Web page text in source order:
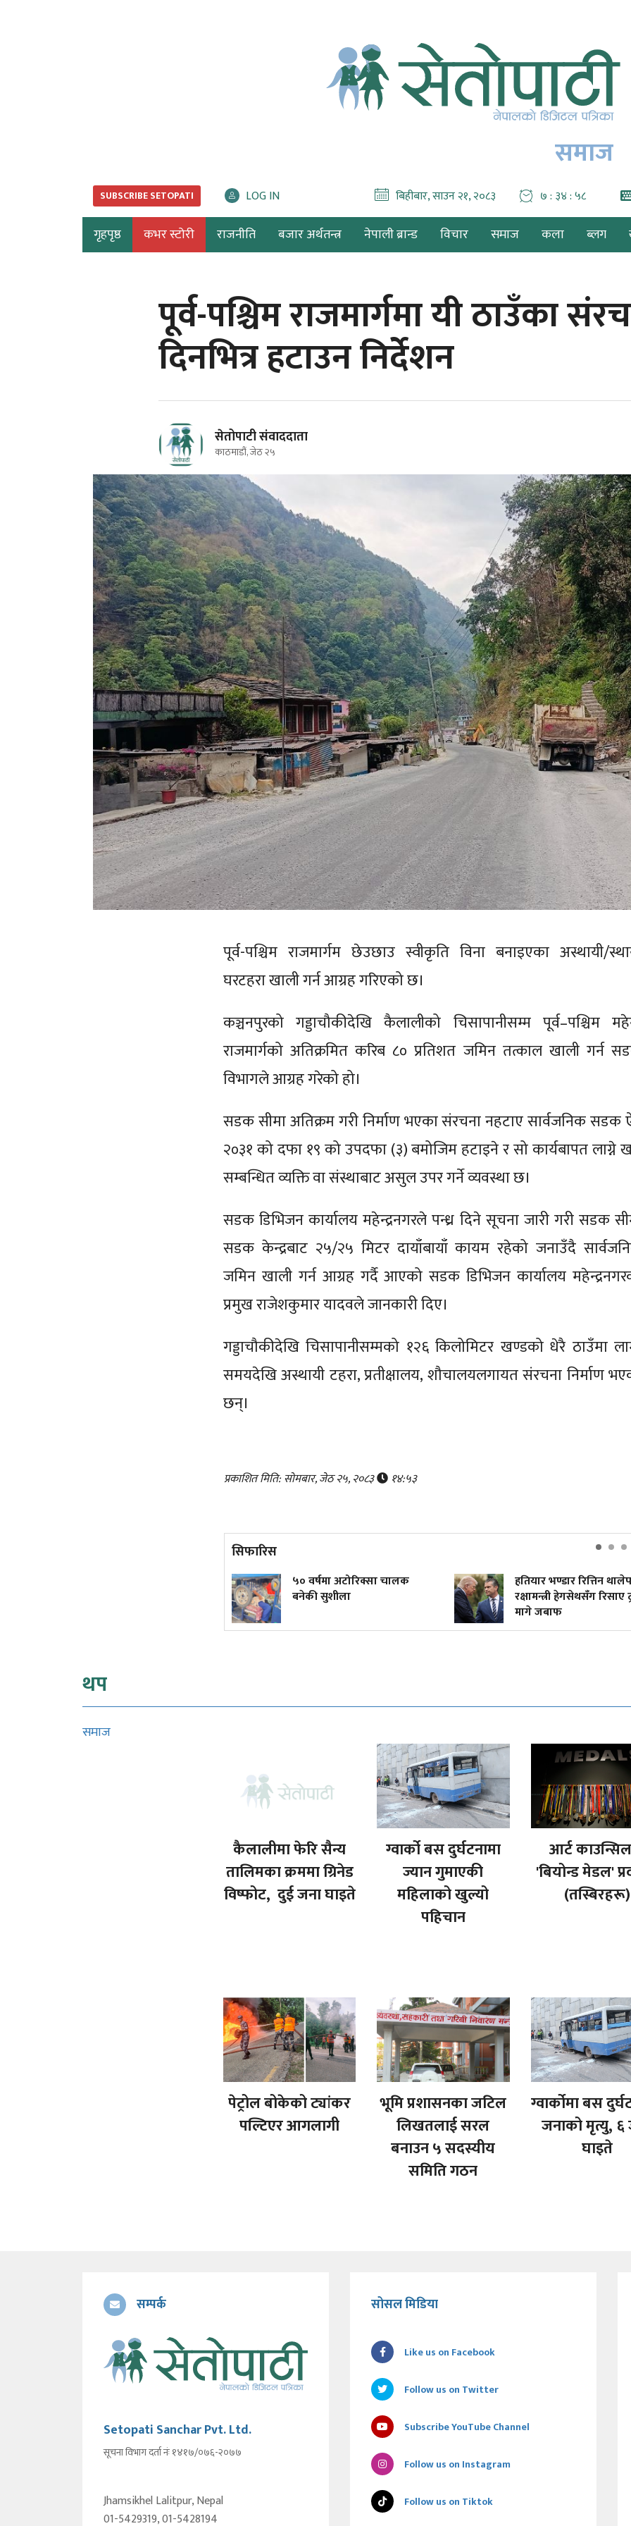
समाज
SUBSCRIBE SETOPATI LOG IN बिहीबार, साउन २१, २०८३ ७ : ३५ : ००
गृहपृष्ठ कभर स्टोरी राजनीति बजार अर्थतन्त्र नेपाली ब्रान्ड विचार समाज कला ब्लग
पूर्व-पश्चिम राजमार्गमा यी ठाउँका
दिनभित्र हटाउन निर्देशन
सेतोपाटी संवाददाता
काठमाडौं, जेठ २५
पूर्व-पश्चिम राजमार्गम छेउछाउ स्वीकृति विना बनाइएका अस्थायी/
घरटहरा खाली गर्न आग्रह गरिएको छ।
कञ्चनपुरको गड्डाचौकीदेखि कैलालीको चिसापानीसम्म पूर्व–पश्चिम
राजमार्गको अतिक्रमित करिब ८० प्रतिशत जमिन तत्काल खाली गर्न
विभागले आग्रह गरेको हो।
सडक सीमा अतिक्रम गरी निर्माण भएका संरचना नहटाए सार्वजनिक सडक
२०३१ को दफा १९ को उपदफा (३) बमोजिम हटाइने र सो कार्यबापत लाग्ने
सम्बन्धित व्यक्ति वा संस्थाबाट असुल उपर गर्ने व्यवस्था छ।
सडक डिभिजन कार्यालय महेन्द्रनगरले पन्ध्र दिने सूचना जारी गरी सडक
सडक केन्द्रबाट २५/२५ मिटर दायाँबायाँ कायम रहेको जनाउँदै
जमिन खाली गर्न आग्रह गर्दै आएको सडक डिभिजन कार्यालय
प्रमुख राजेशकुमार यादवले जानकारी दिए।
गड्डाचौकीदेखि चिसापानीसम्मको १२६ किलोमिटर खण्डको धेरै ठाउँमा
समयदेखि अस्थायी टहरा, प्रतीक्षालय, शौचालयलगायत संरचना निर्माण
छन्।
प्रकाशित मिति: सोमबार, जेठ २५, २०८३ १४:५३
सिफारिस
५० वर्षमा अटोरिक्सा चालक
बनेकी सुशीला
हतियार भण्डार रित्तिन
रक्षामन्त्री हेगसेथसँग रिसाए
मागे जबाफ
थप
समाज
कैलालीमा फेरि सैन्य
तालिमका क्रममा ग्रिनेड
विष्फोट, दुई जना घाइते
ग्वार्को बस दुर्घटनामा
ज्यान गुमाएकी
महिलाको खुल्यो
पहिचान
आर्ट
'बियोन्ड मेडल'
(तस्बिरहरू)
पेट्रोल बोकेको ट्यांकर
पल्टिएर आगलागी
भूमि प्रशासनका जटिल
लिखतलाई सरल
बनाउन ५ सदस्यीय
समिति गठन
ग्वार्कोमा बस
जनाको मृत्यु, ६
घाइते
सम्पर्क
Setopati Sanchar Pvt. Ltd.
सूचना विभाग दर्ता नंः १४१७/०७६-२०७७
Jhamsikhel Lalitpur, Nepal
01-5429319, 01-5428194
सोसल मिडिया
Like us on Facebook
Follow us on Twitter
Subscribe YouTube Channel
Follow us on Instagram
Follow us on Tiktok